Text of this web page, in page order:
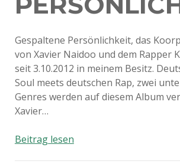
Gespaltene Persönlichkeit, das
von Xavier Naidoo und dem Rapper
seit 3.10.2012 in meinem Besitz.
Soul meets deutschen Rap, zwei
Genres werden auf diesem Album
Xavier…
Beitrag lesenXavas